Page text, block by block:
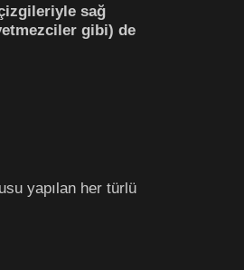
sağ
gibi) de
yapılan her türlü